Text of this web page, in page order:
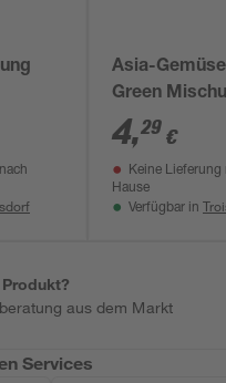
Asia-
Green
Saatband 5 m
4,29 €
Keine Lieferung
Hause
Verfügbar in
aus dem Markt
Services